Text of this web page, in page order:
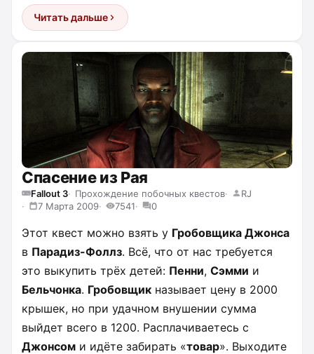
Читать дальше
Спасение из Рая
Fallout 3 Прохождение побочных квестов
RJ
7 Марта 2009
7541 0
Этот квест можно взять у Гробовщика Джонса
в Парадиз-Фоллз. Всё, что от нас требуется
это выкупить трёх детей: Пенни, Сэмми и
Бельчонка. Гробовщик называет цену в 2000
крышек, но при удачном внушении сумма
выйдет всего в 1200. Расплачиваетесь с
Джонсом и идёте забирать «товар». Выходите